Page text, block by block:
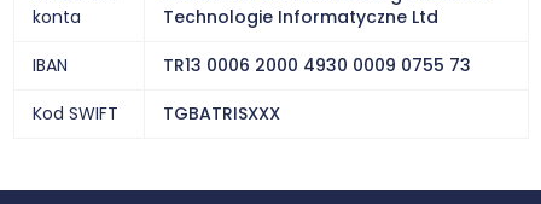
konta
Technologie Informatyczne Ltd
IBAN
TR13 0006 2000 4930 0009 0755 73
Kod SWIFT
TGBATRISXXX